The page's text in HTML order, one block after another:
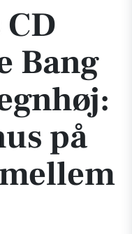
Bang
på